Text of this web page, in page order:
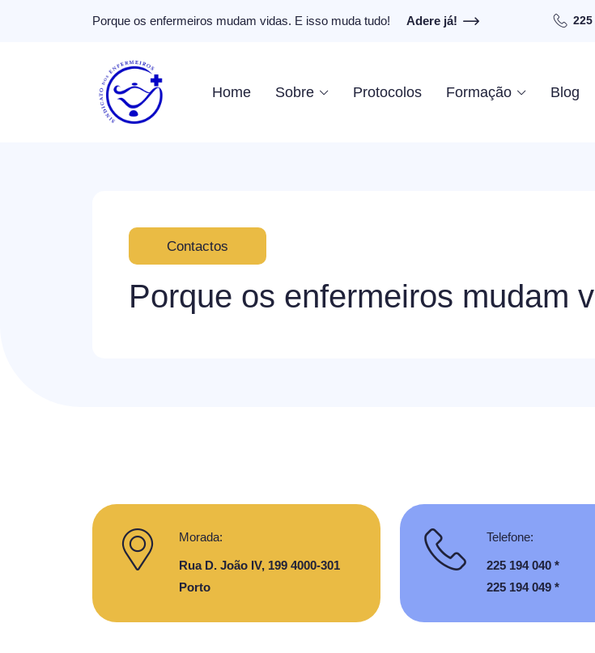
Porque os enfermeiros mudam vidas. E isso muda tudo! Adere já! 225
Home Sobre Protocolos Formação Blog
Contactos
Porque os enfermeiros mudam
Morada:
Rua D. João IV, 199 4000-301
Porto
Telefone:
225 194 040 *
225 194 049 *